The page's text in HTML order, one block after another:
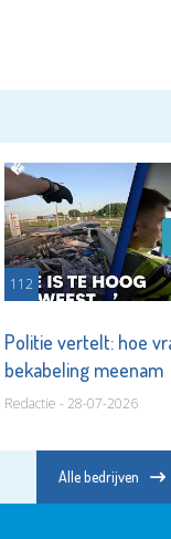
112
Politie vertelt: hoe
bekabeling meenam
Redactie - 28-07-2026
Alle bedrijven